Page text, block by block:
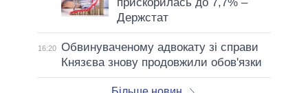
Держстат
16:20 Обвинуваченому адвокату зі справи
Князєва знову продовжили обов'язки